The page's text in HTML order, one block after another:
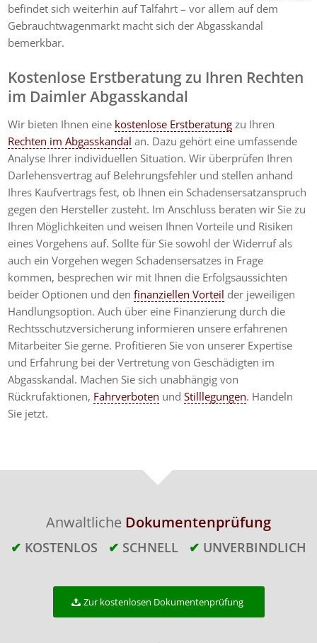
befindet sich weiterhin auf Talfahrt – vor allem auf dem
Gebrauchtwagenmarkt macht sich der Abgasskandal
bemerkbar.
Kostenlose Erstberatung zu Ihren Rechten
im Daimler Abgasskandal
Wir bieten Ihnen eine kostenlose Erstberatung zu Ihren
Rechten im Abgasskandal an. Dazu gehört eine umfassende
Analyse Ihrer individuellen Situation. Wir überprüfen Ihren
Darlehensvertrag auf Belehrungsfehler und stellen anhand
Ihres Kaufvertrags fest, ob Ihnen ein Schadensersatzanspruch
gegen den Hersteller zusteht. Im Anschluss beraten wir Sie zu
Ihren Möglichkeiten und weisen Ihnen Vorteile und Risiken
eines Vorgehens auf. Sollte für Sie sowohl der Widerruf als
auch ein Vorgehen wegen Schadensersatzes in Frage
kommen, besprechen wir mit Ihnen die Erfolgsaussichten
beider Optionen und denfinanziellen Vorteil der jeweiligen
Handlungsoption. Auch über eine Finanzierung durch die
Rechtsschutzversicherung informieren unsere erfahrenen
Mitarbeiter Sie gerne. Profitieren Sie von unserer Expertise
und Erfahrung bei der Vertretung von Geschädigten im
Abgasskandal. Machen Sie sich unabhängig von
Rückrufaktionen, Fahrverboten undStilllegungen. Handeln
Sie jetzt.
Anwaltliche Dokumentenprüfung
✔ KOSTENLOS ✔ SCHNELL ✔ UNVERBINDLICH
Zur kostenlosen Dokumentenprüfung